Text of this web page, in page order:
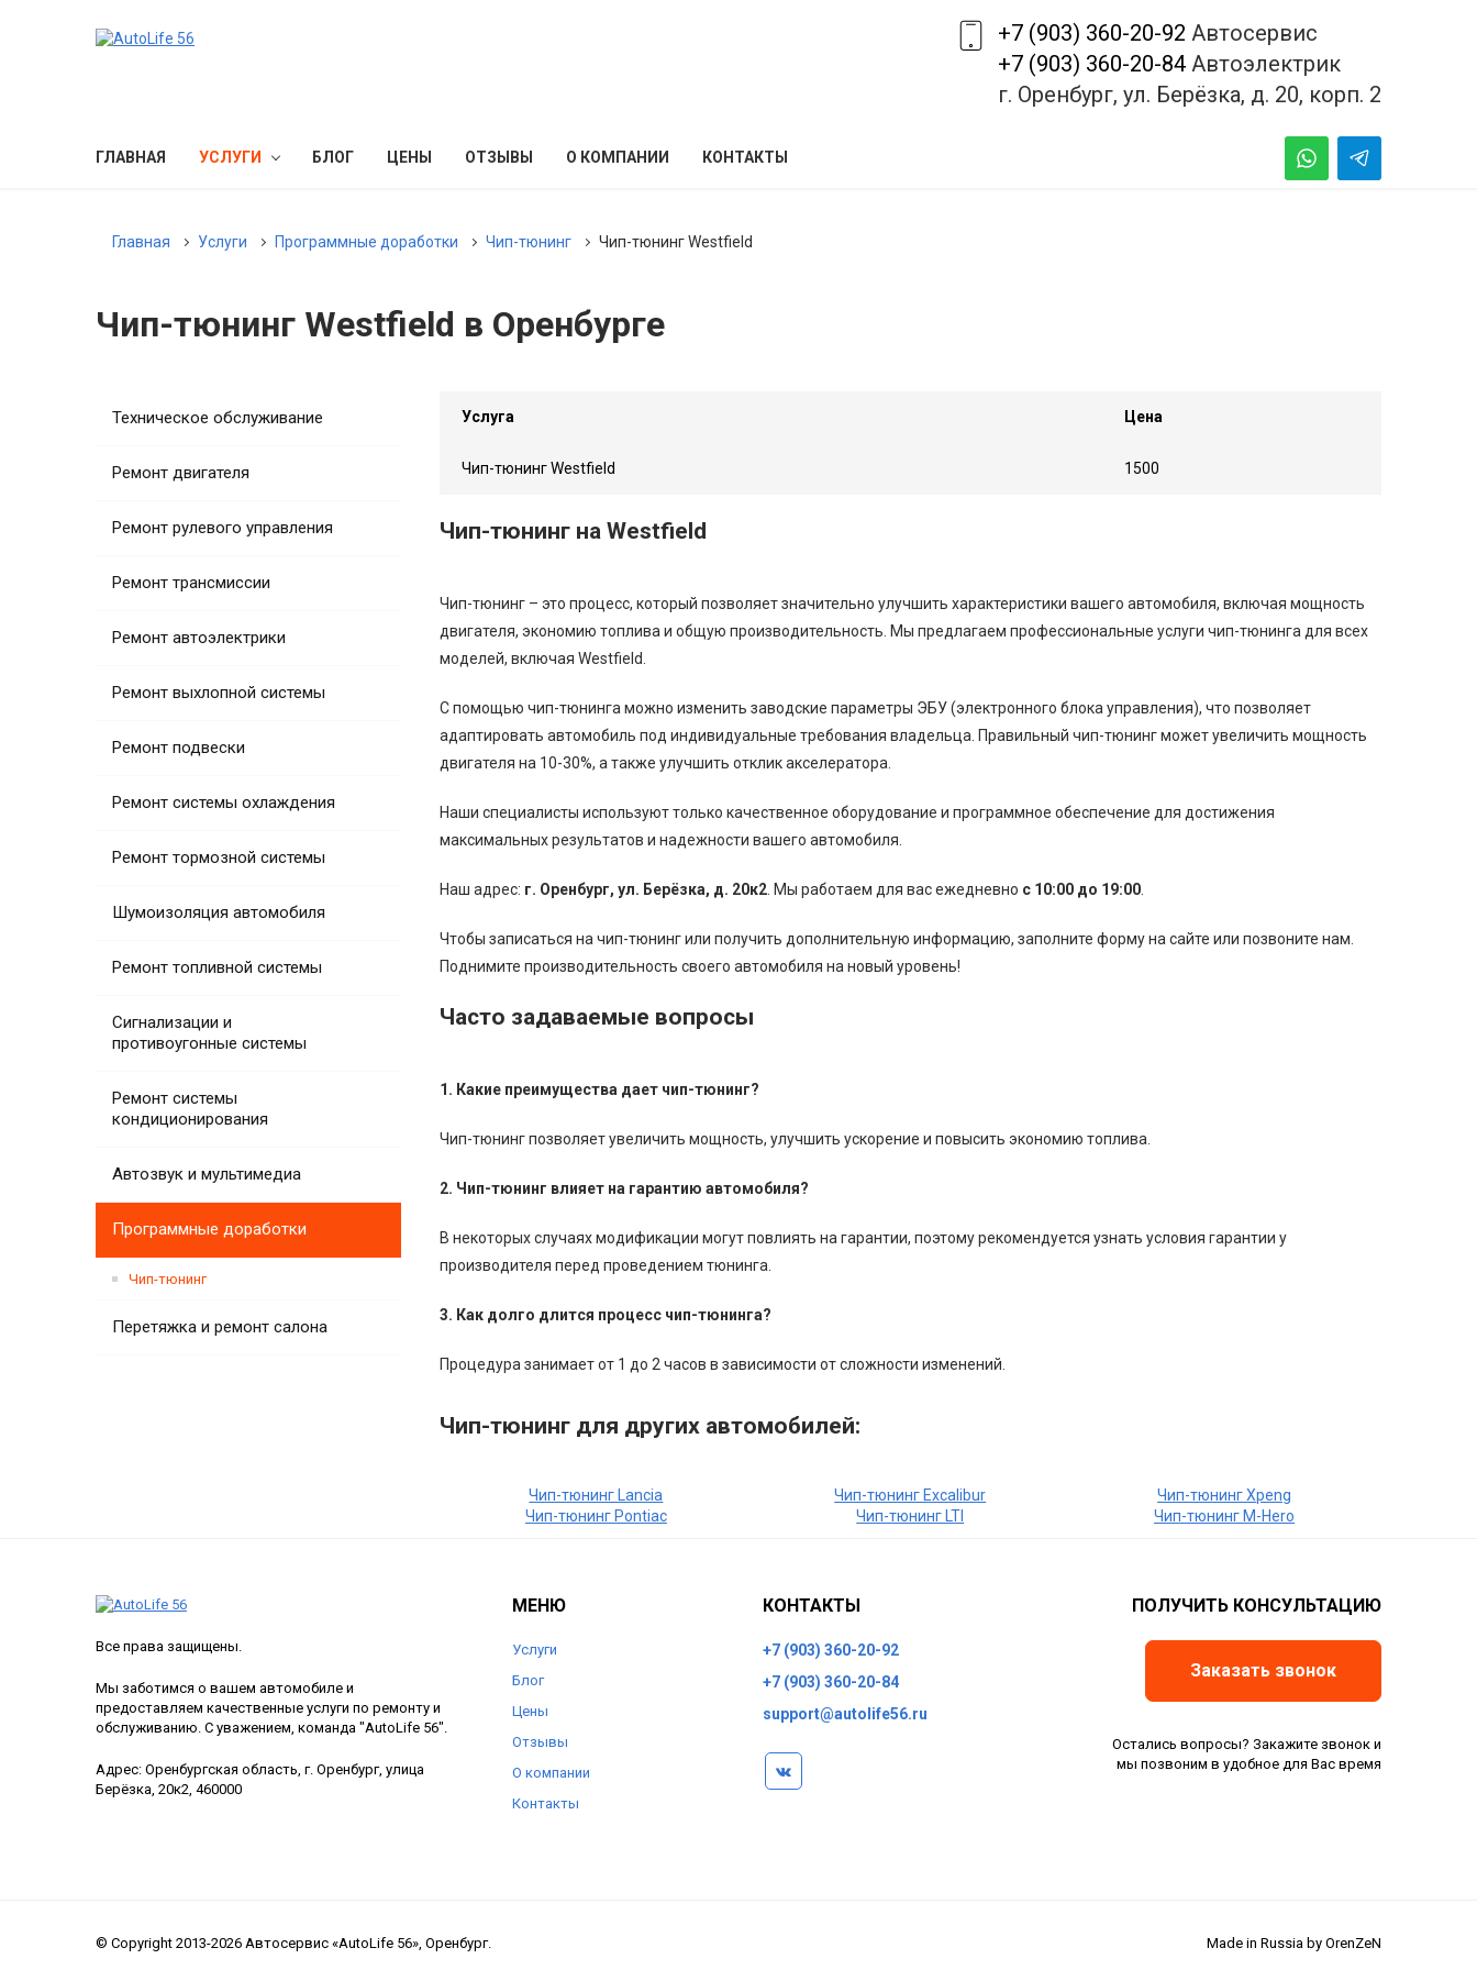
+7 (903) 360-20-92 Автосервис
+7 (903) 360-20-84 Автоэлектрик
г. Оренбург, ул. Берёзка, д. 20, корп. 2
ГЛАВНАЯ УСЛУГИ БЛОГ ЦЕНЫ ОТЗЫВЫ О КОМПАНИИ КОНТАКТЫ
Главная Услуги Программные доработки Чип-тюнинг Чип-тюнинг Westfield
Чип-тюнинг Westfield в Оренбурге
Техническое обслуживание
Ремонт двигателя
Ремонт рулевого управления
Ремонт трансмиссии
Ремонт автоэлектрики
Ремонт выхлопной системы
Ремонт подвески
Ремонт системы охлаждения
Ремонт тормозной системы
Шумоизоляция автомобиля
Ремонт топливной системы
Сигнализации и
противоугонные системы
Ремонт системы
кондиционирования
Автозвук и мультимедиа
Программные доработки
Чип-тюнинг
Перетяжка и ремонт салона
Услуга Цена
Чип-тюнинг Westfield 1500
Чип-тюнинг на Westfield
Чип-тюнинг – это процесс, который позволяет значительно улучшить характеристики вашего автомобиля, включая мощность
двигателя, экономию топлива и общую производительность. Мы предлагаем профессиональные услуги чип-тюнинга для всех
моделей, включая Westfield.
С помощью чип-тюнинга можно изменить заводские параметры ЭБУ (электронного блока управления), что позволяет
адаптировать автомобиль под индивидуальные требования владельца. Правильный чип-тюнинг может увеличить мощность
двигателя на 10-30%, а также улучшить отклик акселератора.
Наши специалисты используют только качественное оборудование и программное обеспечение для достижения
максимальных результатов и надежности вашего автомобиля.
Наш адрес: г. Оренбург, ул. Берёзка, д. 20к2. Мы работаем для вас ежедневно с 10:00 до 19:00.
Чтобы записаться на чип-тюнинг или получить дополнительную информацию, заполните форму на сайте или позвоните нам.
Поднимите производительность своего автомобиля на новый уровень!
Часто задаваемые вопросы
1. Какие преимущества дает чип-тюнинг?
Чип-тюнинг позволяет увеличить мощность, улучшить ускорение и повысить экономию топлива.
2. Чип-тюнинг влияет на гарантию автомобиля?
В некоторых случаях модификации могут повлиять на гарантии, поэтому рекомендуется узнать условия гарантии у
производителя перед проведением тюнинга.
3. Как долго длится процесс чип-тюнинга?
Процедура занимает от 1 до 2 часов в зависимости от сложности изменений.
Чип-тюнинг для других автомобилей:
Чип-тюнинг Lancia Чип-тюнинг Excalibur
Чип-тюнинг Xpeng
Чип-тюнинг Pontiac
Чип-тюнинг LTI Чип-тюнинг M-Hero
Все права защищены.
Мы заботимся о вашем автомобиле и
предоставляем качественные услуги по ремонту и
обслуживанию. С уважением, команда "AutoLife 56".
Адрес: Оренбургская область, г. Оренбург, улица
Берёзка, 20к2, 460000
МЕНЮ
Услуги
Блог
Цены
Отзывы
О компании
Контакты
КОНТАКТЫ
+7 (903) 360-20-92
+7 (903) 360-20-84
support@autolife56.ru
ПОЛУЧИТЬ КОНСУЛЬТАЦИЮ
Заказать звонок
Остались вопросы? Закажите звонок и
мы позвоним в удобное для Вас время
© Copyright 2013-2026 Автосервис «AutoLife 56», Оренбург. Made in Russia by OrenZeN